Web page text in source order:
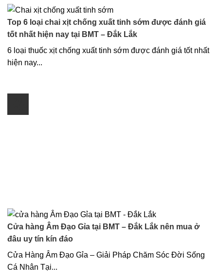
Top 6 loại chai xịt chống xuất tinh sớm được đánh giá
tốt nhất hiện nay tại BMT – Đắk Lắk
6 loại thuốc xịt chống xuất tinh sớm được đánh giá tốt nhất
hiện nay...
Cửa hàng Âm Đạo Gỉa tại BMT – Đắk Lắk nên mua ở
đâu uy tín kín đáo
Cửa Hàng Âm Đạo Gỉa – Giải Pháp Chăm Sóc Đời Sống
Cá Nhân Tại...